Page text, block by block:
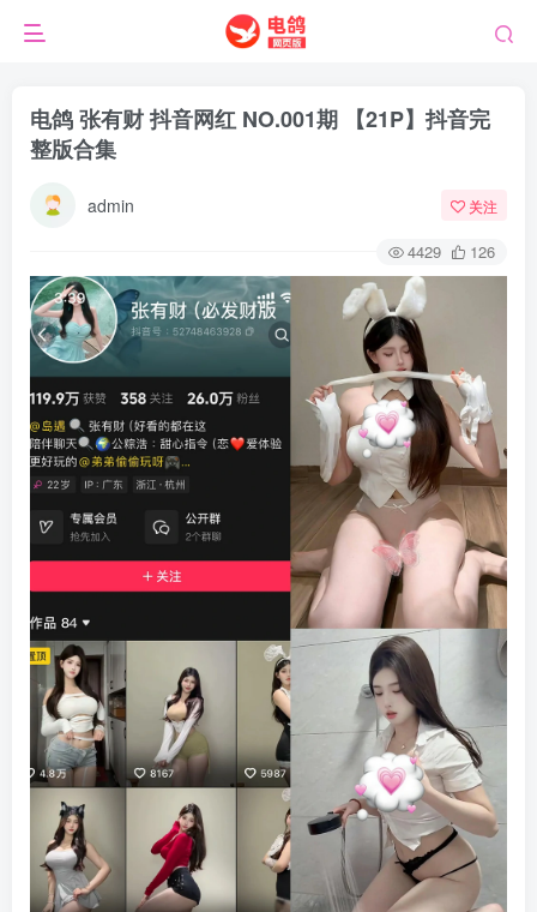
电鸽 张有财 抖音网红 NO.001期 【21P】抖音完
整版合集
admin 关注
4429 126